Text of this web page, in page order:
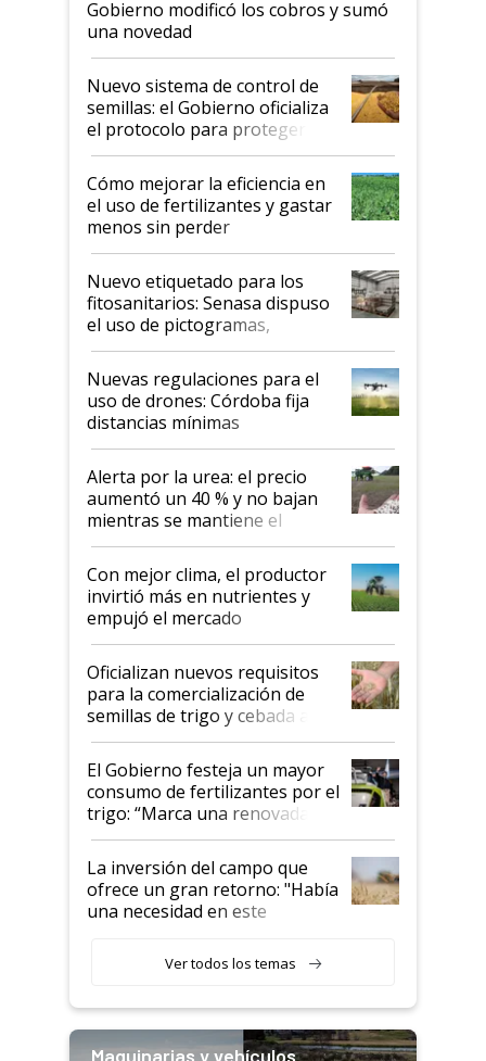
Gobierno modificó los cobros y sumó
una novedad
Nuevo sistema de control de
semillas: el Gobierno oficializa
el protocolo para proteger la
propiedad intelectual
Cómo mejorar la eficiencia en
el uso de fertilizantes y gastar
menos sin perder
productividad en la campaña
fina
Nuevo etiquetado para los
fitosanitarios: Senasa dispuso
el uso de pictogramas,
palabras de advertencia e
indicaciones
Nuevas regulaciones para el
uso de drones: Córdoba fija
distancias mínimas
Alerta por la urea: el precio
aumentó un 40 % y no bajan
mientras se mantiene el
conflicto en Medio Oriente
Con mejor clima, el productor
invirtió más en nutrientes y
empujó el mercado
Oficializan nuevos requisitos
para la comercialización de
semillas de trigo y cebada a
granel
El Gobierno festeja un mayor
consumo de fertilizantes por el
trigo: “Marca una renovada
confianza de los productores”
La inversión del campo que
ofrece un gran retorno: "Había
una necesidad en este
Ver todos los temas
Maquinarias y vehículos